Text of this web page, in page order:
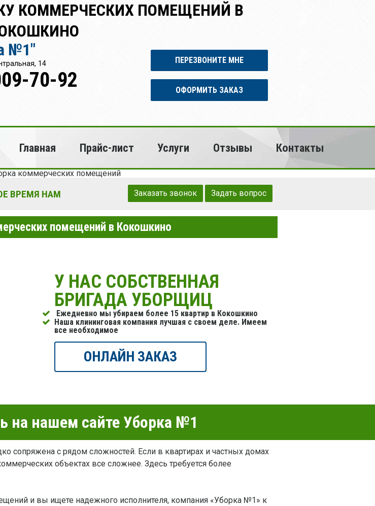
КОММЕРЧЕСКИХ ПОМЕЩЕНИЙ В
№1"
14
70-92
ПЕРЕЗВОНИТЕ МНЕ
ОФОРМИТЬ ЗАКАЗ
Главная Прайс-лист Услуги Отзывы Контакты
коммерческих помещений
ВРЕМЯ НАМ Заказать звонок Задать вопрос
помещений в Кокошкино
У НАС СОБСТВЕННАЯ
БРИГАДА УБОРЩИЦ
Ежедневно мы убираем более 15 квартир в Кокошкино
Наша клининговая компания лучшая с своем деле. Имеем
все необходимое
ОНЛАЙН ЗАКАЗ
на нашем сайте Уборка №1
сопряжена с рядом сложностей. Если в квартирах и частных домах
объектах все сложнее. Здесь требуется более
и вы ищете надежного исполнителя, компания «Уборка №1» к